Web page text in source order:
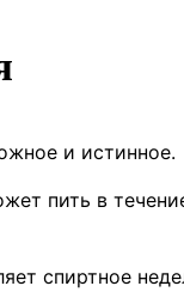
и истинное.
пить в
спиртное